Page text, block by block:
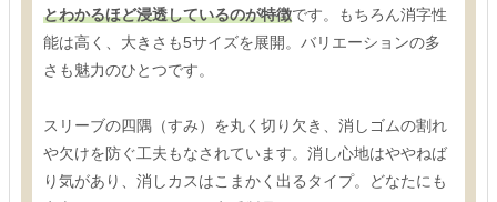
とわかるほど浸透しているのが特徴です。もちろん消字性
能は高く、大きさも5サイズを展開。バリエーションの多
さも魅力のひとつです。
スリーブの四隅（すみ）を丸く切り欠き、消しゴムの割れ
や欠けを防ぐ工夫もなされています。消し心地はややねば
り気があり、消しカスはこまかく出るタイプ。どなたにも